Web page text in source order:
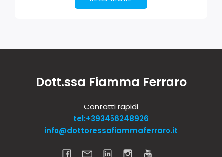
Dott.ssa Fiamma Ferraro
Contatti rapidi
tel:+393456248926
info@dottoressafiammaferraro.it